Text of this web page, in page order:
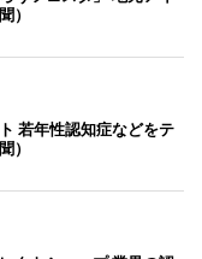
）
若年性認知症などをテ
）